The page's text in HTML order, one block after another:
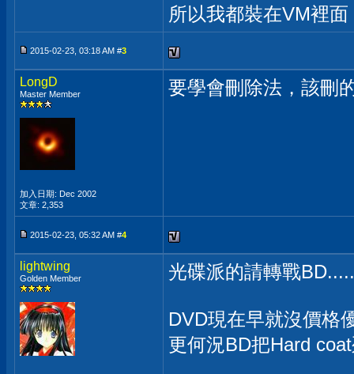
所以我都裝在VM裡
2015-02-23, 03:18 AM #3
LongD
Master Member
加入日期: Dec 2002
文章: 2,353
要學會刪除法，該刪
2015-02-23, 05:32 AM #4
lightwing
Golden Member 光碟派的請轉戰BD.....
DVD現在早就沒價格
更何況BD把Hard